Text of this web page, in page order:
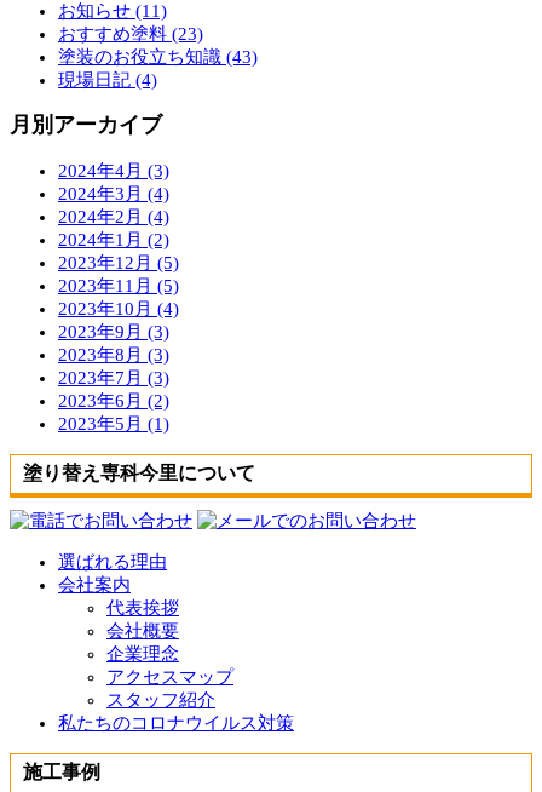
お知らせ (11)
おすすめ塗料 (23)
塗装のお役立ち知識 (43)
現場日記 (4)
月別アーカイブ
2024年4月 (3)
2024年3月 (4)
2024年2月 (4)
2024年1月 (2)
2023年12月 (5)
2023年11月 (5)
2023年10月 (4)
2023年9月 (3)
2023年8月 (3)
2023年7月 (3)
2023年6月 (2)
2023年5月 (1)
塗り替え専科今里について
選ばれる理由
会社案内
代表挨拶
会社概要
企業理念
アクセスマップ
スタッフ紹介
私たちのコロナウイルス対策
施工事例